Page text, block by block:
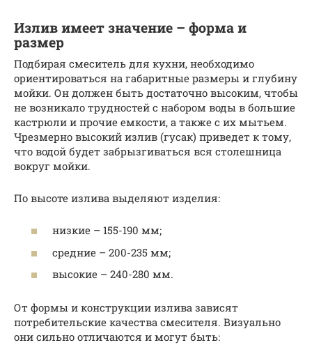
Излив имеет значение – форма и
размер
Подбирая смеситель для кухни, необходимо
ориентироваться на габаритные размеры и глубину
мойки. Он должен быть достаточно высоким, чтобы
не возникало трудностей с набором воды в большие
кастрюли и прочие емкости, а также с их мытьем.
Чрезмерно высокий излив (гусак) приведет к тому,
что водой будет забрызгиваться вся столешница
вокруг мойки.
По высоте излива выделяют изделия:
низкие – 155-190 мм;
средние – 200-235 мм;
высокие – 240-280 мм.
От формы и конструкции излива зависят
потребительские качества смесителя. Визуально
они сильно отличаются и могут быть: